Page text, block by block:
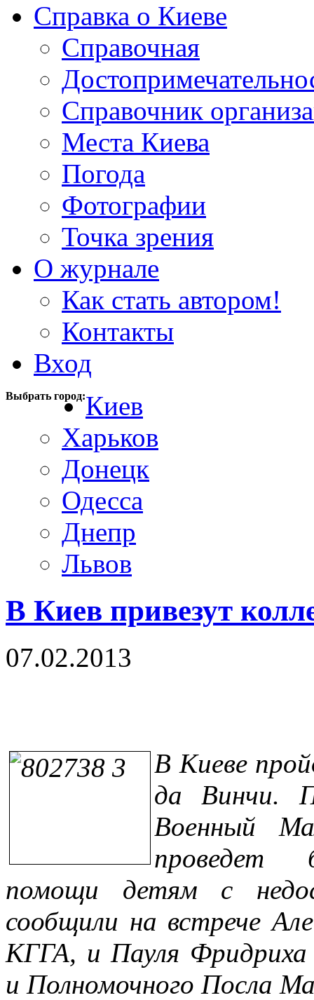
Справка о Киеве
Справочная
Справочник
Места Киева
Погода
Фотографии
Точка зрения
О журнале
Как стать автором!
Контакты
Вход
Выбрать город:Киев
Харьков
Донецк
Одесса
Днепр
Львов
В Киев привезут
07.02.2013
В Киеве
да Винчи.
Военный
проведет
помощи детям с
сообщили на встрече
КГГА, и Пауля Фридриха
и Полномочного Посла